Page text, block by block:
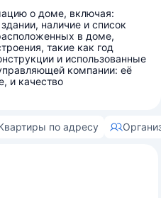
о доме, включая:
наличие и список
в доме,
такие как год
и использованные
компании: её
и качество
по адресу